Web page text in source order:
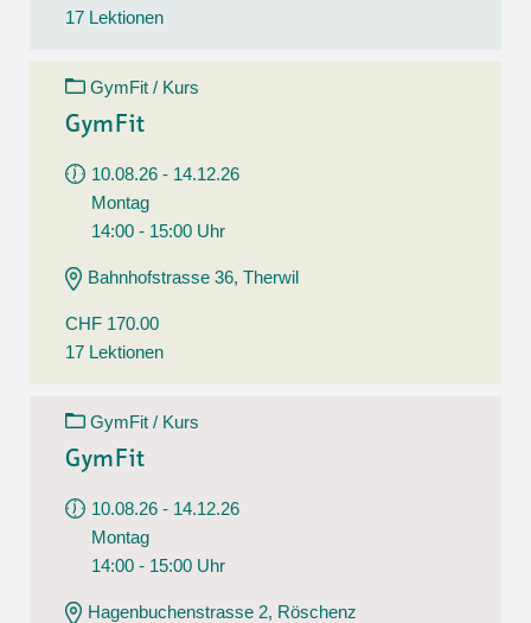
17 Lektionen
GymFit / Kurs
GymFit
10.08.26 - 14.12.26
Montag
14:00 - 15:00 Uhr
Bahnhofstrasse 36, Therwil
CHF 170.00
17 Lektionen
GymFit / Kurs
GymFit
10.08.26 - 14.12.26
Montag
14:00 - 15:00 Uhr
Hagenbuchenstrasse 2, Röschenz